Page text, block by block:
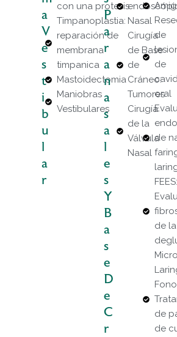
A
V
E
S
T
I
B
U
L
A
R
con una protesis
Timpanoplastia:
reparación de
membrana
timpanica
Mastoidectomia
Maniobras
Vestibulares
P
A
R
A
N
A
S
A
L
E
S
Y
B
A
S
E
D
E
C
R
Nasal
Cirugía
de Base
de
Cráneo:
Tumores
Cirugía
de la
Válvula
Nasal
de
de
oral
de
FEES:
de la
de
de